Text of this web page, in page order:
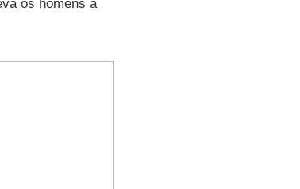
os homens à